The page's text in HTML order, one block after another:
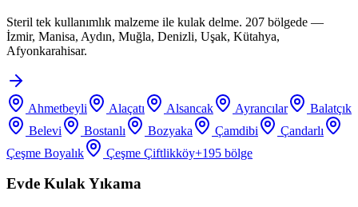
Steril tek kullanımlık malzeme ile kulak delme. 207 bölgede —
İzmir, Manisa, Aydın, Muğla, Denizli, Uşak, Kütahya,
Afyonkarahisar.
Ahmetbeyli Alaçatı Alsancak Ayrancılar
Balatçık
Belevi
Bostanlı Bozyaka Çamdibi
Çandarlı
Çeşme Boyalık
Çeşme Çiftlikköy+195 bölge
Evde Kulak Yıkama